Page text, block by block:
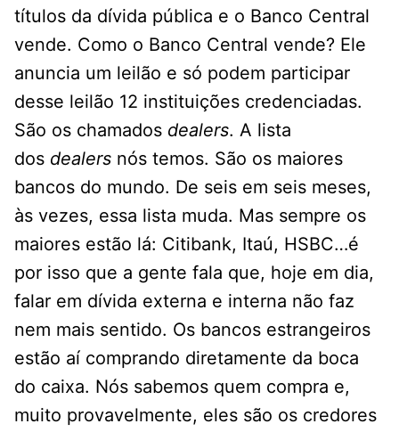
títulos da dívida pública e o Banco Central
vende. Como o Banco Central vende? Ele
anuncia um leilão e só podem participar
desse leilão 12 instituições credenciadas.
São os chamados dealers. A lista
dos dealers nós temos. São os maiores
bancos do mundo. De seis em seis meses,
às vezes, essa lista muda. Mas sempre os
maiores estão lá: Citibank, Itaú, HSBC…é
por isso que a gente fala que, hoje em dia,
falar em dívida externa e interna não faz
nem mais sentido. Os bancos estrangeiros
estão aí comprando diretamente da boca
do caixa. Nós sabemos quem compra e,
muito provavelmente, eles são os credores